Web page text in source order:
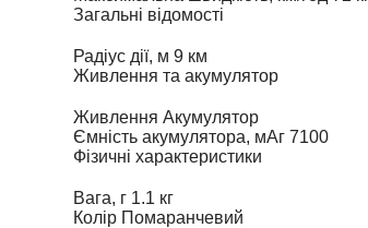
Загальні відомості
Радіус дії, м 9 км
Живлення та акумулятор
Живлення Акумулятор
Ємність акумулятора, мАг 7100
Фізичні характеристики
Вага, г 1.1 кг
Колір Помаранчевий